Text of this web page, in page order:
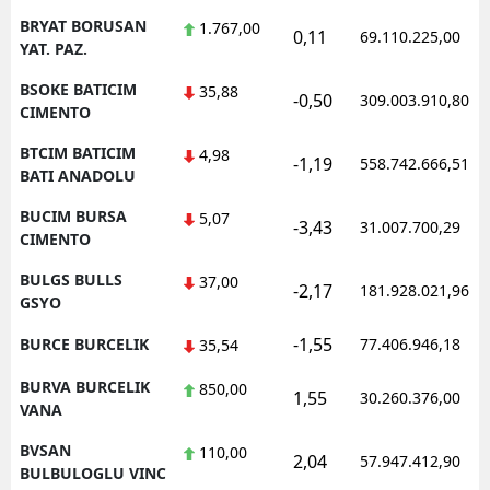
BRYAT BORUSAN
YAT. PAZ.
1.767,00 0,11 69.110.225,00
BSOKE BATICIM
CIMENTO
35,88 -0,50 309.003.910,80
BTCIM BATICIM
BATI ANADOLU
4,98 -1,19 558.742.666,51
BUCIM BURSA
CIMENTO
5,07 -3,43 31.007.700,29
BULGS BULLS
GSYO
37,00 -2,17 181.928.021,96
BURCE BURCELIK 35,54 -1,55 77.406.946,18
BURVA BURCELIK
VANA
850,00 1,55 30.260.376,00
BVSAN
BULBULOGLU VINC
110,00 2,04 57.947.412,90